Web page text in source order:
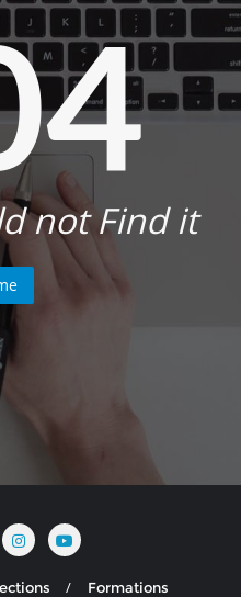
not Find it
Formations